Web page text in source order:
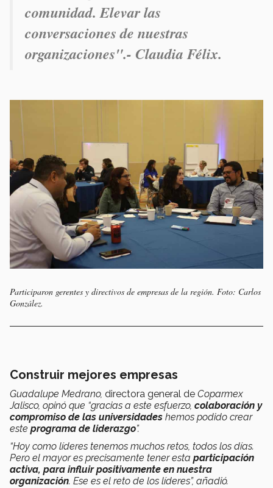
comunidad. Elevar las
conversaciones de nuestras
organizaciones".- Claudia Félix.
Participaron gerentes y directivos de empresas de la región. Foto: Carlos
González.
Construir mejores empresas
Guadalupe Medrano, directora general de Coparmex
Jalisco, opinó que “gracias a este esfuerzo, colaboración y
compromiso de las universidades hemos podido crear
este programa de liderazgo”.
“Hoy como líderes tenemos muchos retos, todos los días.
Pero el mayor es precisamente tener esta participación
activa, para influir positivamente en nuestra
organización. Ese es el reto de los líderes”, añadió.